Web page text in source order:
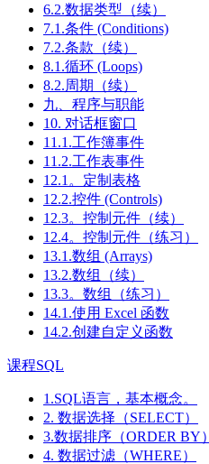
6.2.数据类型（续）
7.1.条件 (Conditions)
7.2.条款（续）
8.1.循环 (Loops)
8.2.周期（续）
九、程序与职能
10. 对话框窗口
11.1.工作簿事件
11.2.工作表事件
12.1。定制表格
12.2.控件 (Controls)
12.3。控制元件（续）
12.4。控制元件（练习）
13.1.数组 (Arrays)
13.2.数组（续）
13.3。数组（练习）
14.1.使用 Excel 函数
14.2.创建自定义函数
课程SQL
1.SQL语言，基本概念。
2. 数据选择（SELECT）
3.数据排序（ORDER BY）
4. 数据过滤（WHERE）